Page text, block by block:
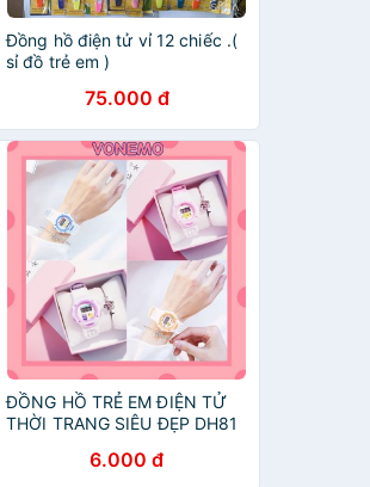
Đồng hồ điện tử vỉ 12 chiếc .(
sỉ đồ trẻ em )
75.000 đ
ĐỒNG HỒ TRẺ EM ĐIỆN TỬ
THỜI TRANG SIÊU ĐẸP DH81
6.000 đ